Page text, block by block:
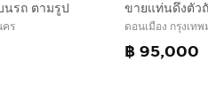
นรถ ตามรูป
คร
ขายแท่นดึงตัว
ดอนเมือง กรุงเท
฿ 95,000